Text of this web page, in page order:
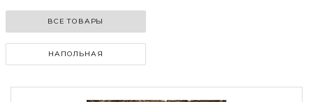
ВСЕ ТОВАРЫ
НАПОЛЬНАЯ